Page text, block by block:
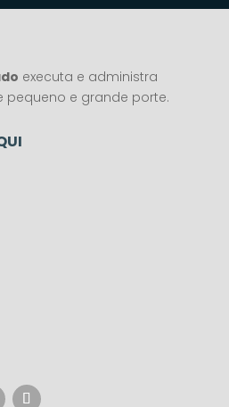
executa e administra
pequeno e grande porte.